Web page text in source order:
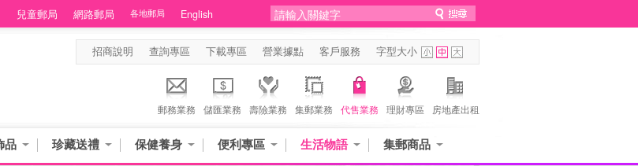
兒童郵局 網路郵局 各地郵局 English
招商說明 查詢專區 下載專區 營業據點 客戶服務 字型大小
郵務業務 儲匯業務 壽險業務 集郵業務 代售業務 理財專區 房地產出租
品 珍藏送禮 保健養身 便利專區 生活物語 集郵商品